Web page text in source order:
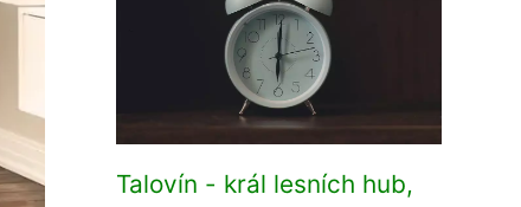
Talovín - král lesních hub,